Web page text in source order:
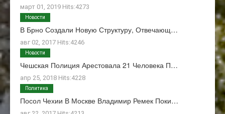
март 01, 2019 Hits:4273
В Брно Создали Новую Структуру, Отвечающ…
авг 02, 2017 Hits:4246
Новости
Чешская Полиция Арестовала 21 Человека П…
апр 25, 2018 Hits:4228
Новости
Посол Чехии В Москве Владимир Ремек Поки…
Политика